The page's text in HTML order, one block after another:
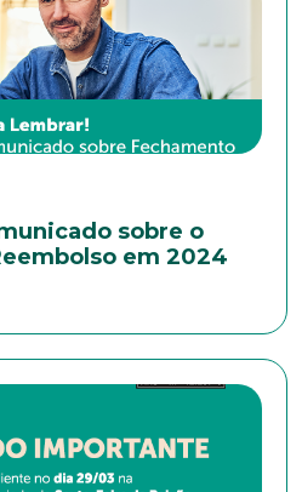
sobre o
em 2024